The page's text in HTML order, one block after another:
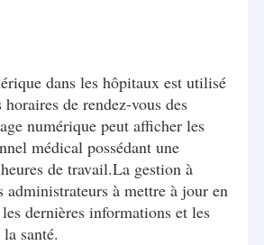
dans les hôpitaux est utilisé
de rendez-vous des
numérique peut afficher les
médical possédant une
de travail.La gestion à
administrateurs à mettre à jour en
dernières informations et les
santé.